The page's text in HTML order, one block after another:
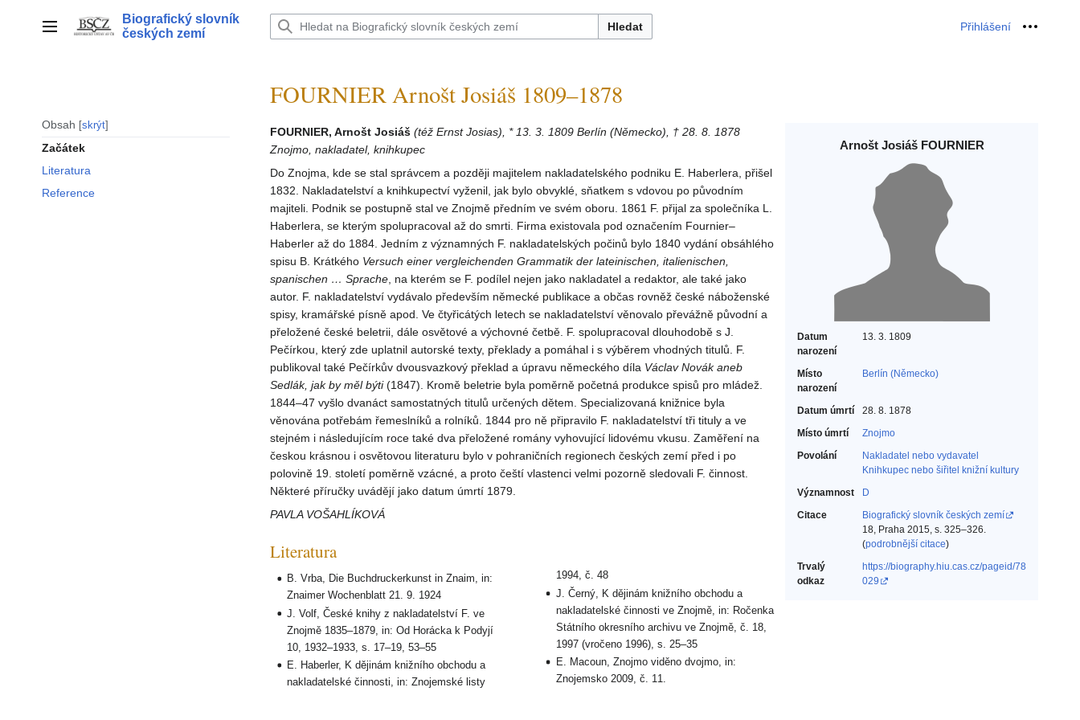
Hlavní menu
Biografický slovník
českých zemí
Hledat Přihlášení Osobní
Obsah skrýt
Začátek
Literatura
Reference
FOURNIER Arnošt Josiáš 1809–1878
Arnošt Josiáš FOURNIER
Datum
narození
13. 3. 1809
Místo
narození
Berlín (Německo)
Datum úmrtí
28. 8. 1878
Místo úmrtí
Znojmo
Povolání
Nakladatel nebo vydavatel‎
Knihkupec nebo šiřitel knižní kultury‎
Významnost
D
Citace
Biografický slovník českých zemí
18, Praha 2015, s. 325–326.
(podrobnější citace)
Trvalý
odkaz
https://biography.hiu.cas.cz/pageid/78
029
FOURNIER, Arnošt Josiáš (též Ernst Josias), * 13. 3. 1809 Berlín (Německo), † 28. 8. 1878
Znojmo, nakladatel, knihkupec
Do Znojma, kde se stal správcem a později majitelem nakladatelského podniku E. Haberlera, přišel
1832. Nakladatelství a knihkupectví vyženil, jak bylo obvyklé, sňatkem s vdovou po původním
majiteli. Podnik se postupně stal ve Znojmě předním ve svém oboru. 1861 F. přijal za společníka L.
Haberlera, se kterým spolupracoval až do smrti. Firma existovala pod označením Fournier–
Haberler až do 1884. Jedním z významných F. nakladatelských počinů bylo 1840 vydání obsáhlého
spisu B. Krátkého Versuch einer vergleichenden Grammatik der lateinischen, italienischen,
spanischen … Sprache , na kterém se F. podílel nejen jako nakladatel a redaktor, ale také jako
autor. F. nakladatelství vydávalo především německé publikace a občas rovněž české náboženské
spisy, kramářské písně apod. Ve čtyřicátých letech se nakladatelství věnovalo převážně původní a
přeložené české beletrii, dále osvětové a výchovné četbě. F. spolupracoval dlouhodobě s J.
Pečírkou, který zde uplatnil autorské texty, překlady a pomáhal i s výběrem vhodných titulů. F.
publikoval také Pečírkův dvousvazkový překlad a úpravu německého díla Václav Novák aneb
Sedlák, jak by měl býti(1847). Kromě beletrie byla poměrně početná produkce spisů pro mládež.
1844–47 vyšlo dvanáct samostatných titulů určených dětem. Specializovaná knižnice byla
věnována potřebám řemeslníků a rolníků. 1844 pro ně připravilo F. nakladatelství tři tituly a ve
stejném i následujícím roce také dva přeložené romány vyhovující lidovému vkusu. Zaměření na
českou krásnou i osvětovou literaturu bylo v pohraničních regionech českých zemí před i po
polovině 19. století poměrně vzácné, a proto čeští vlastenci velmi pozorně sledovali F. činnost.
Některé příručky uvádějí jako datum úmrtí 1879.
PAVLA VOŠAHLÍKOVÁ
Literatura
B. Vrba, Die Buchdruckerkunst in Znaim, in:
Znaimer Wochenblatt 21. 9. 1924
J. Volf, České knihy z nakladatelství F. ve
Znojmě 1835–1879, in: Od Horácka k Podyjí
10, 1932–1933, s. 17–19, 53–55
E. Haberler, K dějinám knižního obchodu a
nakladatelské činnosti, in: Znojemské listy
1994, č. 48
J. Černý, K dějinám knižního obchodu a
nakladatelské činnosti ve Znojmě, in: Ročenka
Státního okresního archivu ve Znojmě, č. 18,
1997 (vročeno 1996), s. 25–35
E. Macoun, Znojmo viděno dvojmo, in:
Znojemsko 2009, č. 11.